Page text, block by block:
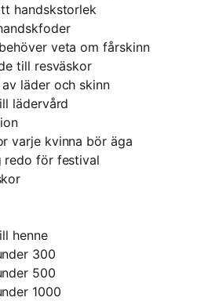
handskstorlek
veta om fårskinn
till resväskor
läder och skinn
lädervård
varje kvinna bör äga
redo för festival
henne
300
500
1000